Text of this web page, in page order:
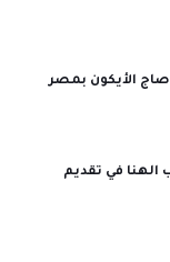
الأيكون بمصر
الهنا في تقديم